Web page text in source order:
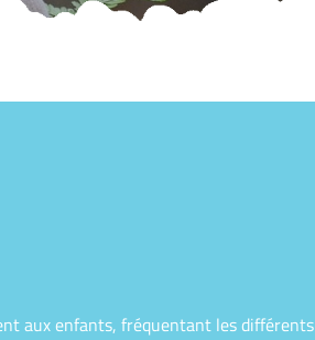
aux enfants, fréquentant les différents